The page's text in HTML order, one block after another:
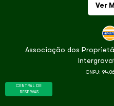
Ver
Associação dos
CNPJ:
CENTRAL DE
RESERVAS